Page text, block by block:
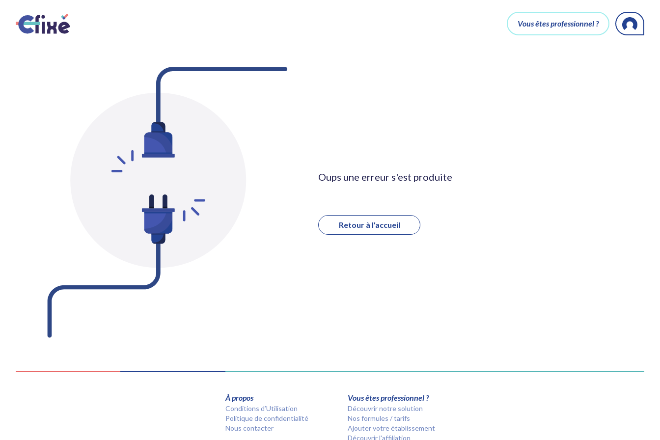
Vous êtes professionnel ?
Oups une erreur s'est produite
Retour à l'accueil
À propos
Conditions d’Utilisation
Politique de confidentialité
Nous contacter
Vous êtes professionnel ?
Découvrir notre solution
Nos formules / tarifs
Ajouter votre établissement
Découvrir l'affiliation